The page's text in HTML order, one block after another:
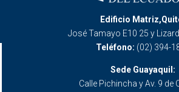
Edificio
José Tamayo E10 25 y
Teléfono: (02) 394-
Sede Guayaquil:
Calle Pichincha y Av. 9 de